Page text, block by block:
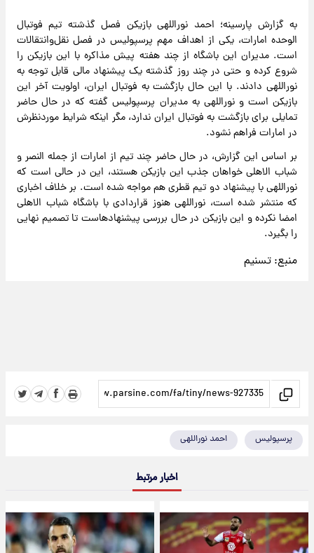
به گزارش پارسینه؛ احمد نوراللهی بازیکن فصل گذشته تیم فوتبال
الوحده امارات، یکی از اهداف مهم پرسپولیس در فصل نقل‌وانتقالات
است. مدیران این باشگاه از چند هفته پیش مذاکره با این بازیکن را
شروع کرده و حتی در چند روز گذشته یک پیشنهاد مالی قابل توجه به
نوراللهی دادند. با این حال بازگشت به فوتبال ایران، اولویت آخر این
بازیکن است و نوراللهی به مدیران پرسپولیس گفته که در حال حاضر
تمایلی برای بازگشت به فوتبال ایران ندارد، مگر اینکه شرایط موردنظرش
در امارات فراهم نشود.
بر اساس این گزارش، در حال حاضر چند تیم از امارات از جمله النصر و
شباب الاهلی خواهان جذب این بازیکن هستند، این در حالی است که
نوراللهی با پیشنهاد دو تیم قطری هم مواجه شده است. بر خلاف اخباری
که منتشر شده است، نوراللهی هنوز قراردادی با باشگاه شباب الاهلی
امضا نکرده و این بازیکن در حال بررسی پیشنهادهاست تا تصمیم نهایی
را بگیرد.
منبع:تسنیم
پرسپولیس احمد نوراللهی
اخبار مرتبط